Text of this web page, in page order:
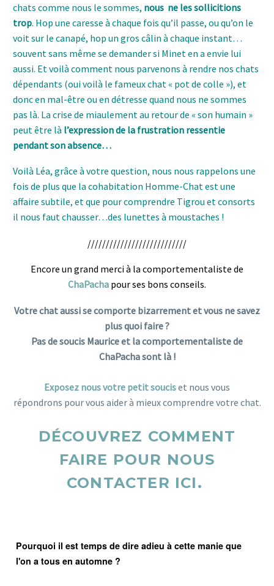
chats comme nous le sommes, nous ne les sollicitions
trop. Hop une caresse à chaque fois qu’il passe, ou qu’on le
voit sur le canapé, hop un gros câlin à chaque instant…
souvent sans même se demander si Minet en a envie lui
aussi. Et voilà comment nous parvenons à rendre nos chats
dépendants (oui voilà le fameux chat « pot de colle »), et
donc en mal-être ou en détresse quand nous ne sommes
pas là. La crise de miaulement au retour de « son humain »
peut être là l’expression de la frustration ressentie
pendant son absence…
Voilà Léa, grâce à votre question, nous nous rappelons une
fois de plus que la cohabitation Homme-Chat est une
affaire subtile, et que pour comprendre Tigrou et consorts
il nous faut chausser…des lunettes à moustaches !
///////////////////////////
Encore un grand merci à la comportementaliste de
ChaPacha pour ses bons conseils.
Votre chat aussi se comporte bizarrement et vous ne savez
plus quoi faire ?
Pas de soucis Maurice et la comportementaliste de
ChaPacha sont là !
Exposez nous votre petit souciset nous vous
répondrons pour vous aider à mieux comprendre votre chat.
DÉCOUVREZ COMMENT
FAIRE POUR NOUS
CONTACTER ICI.
Pourquoi il est temps de dire adieu à cette manie que
l'on a tous en automne ?